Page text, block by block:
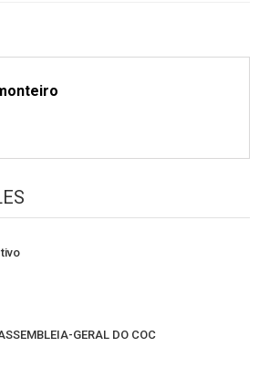
GERAL DO COC